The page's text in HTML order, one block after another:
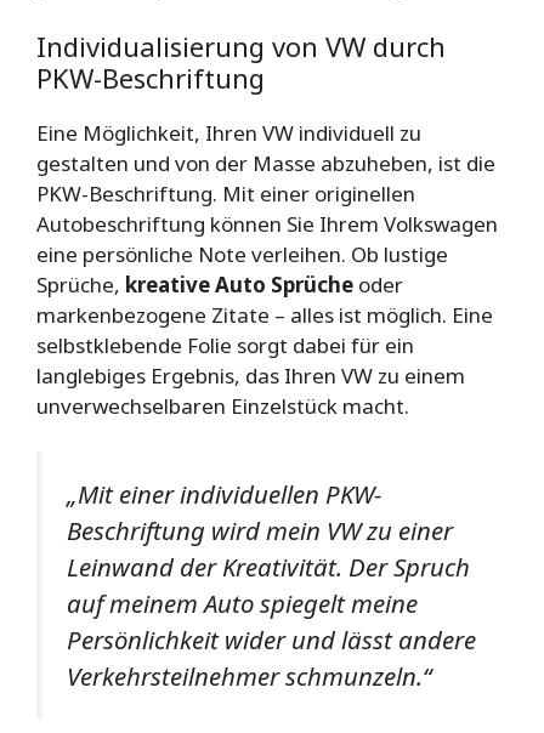
Individualisierung von VW durch
PKW-Beschriftung
Eine Möglichkeit, Ihren VW individuell zu
gestalten und von der Masse abzuheben, ist die
PKW-Beschriftung. Mit einer originellen
Autobeschriftung können Sie Ihrem Volkswagen
eine persönliche Note verleihen. Ob lustige
Sprüche, kreative Auto Sprüche oder
markenbezogene Zitate – alles ist möglich. Eine
selbstklebende Folie sorgt dabei für ein
langlebiges Ergebnis, das Ihren VW zu einem
unverwechselbaren Einzelstück macht.
„Mit einer individuellen PKW-
Beschriftung wird mein VW zu einer
Leinwand der Kreativität. Der Spruch
auf meinem Auto spiegelt meine
Persönlichkeit wider und lässt andere
Verkehrsteilnehmer schmunzeln.“